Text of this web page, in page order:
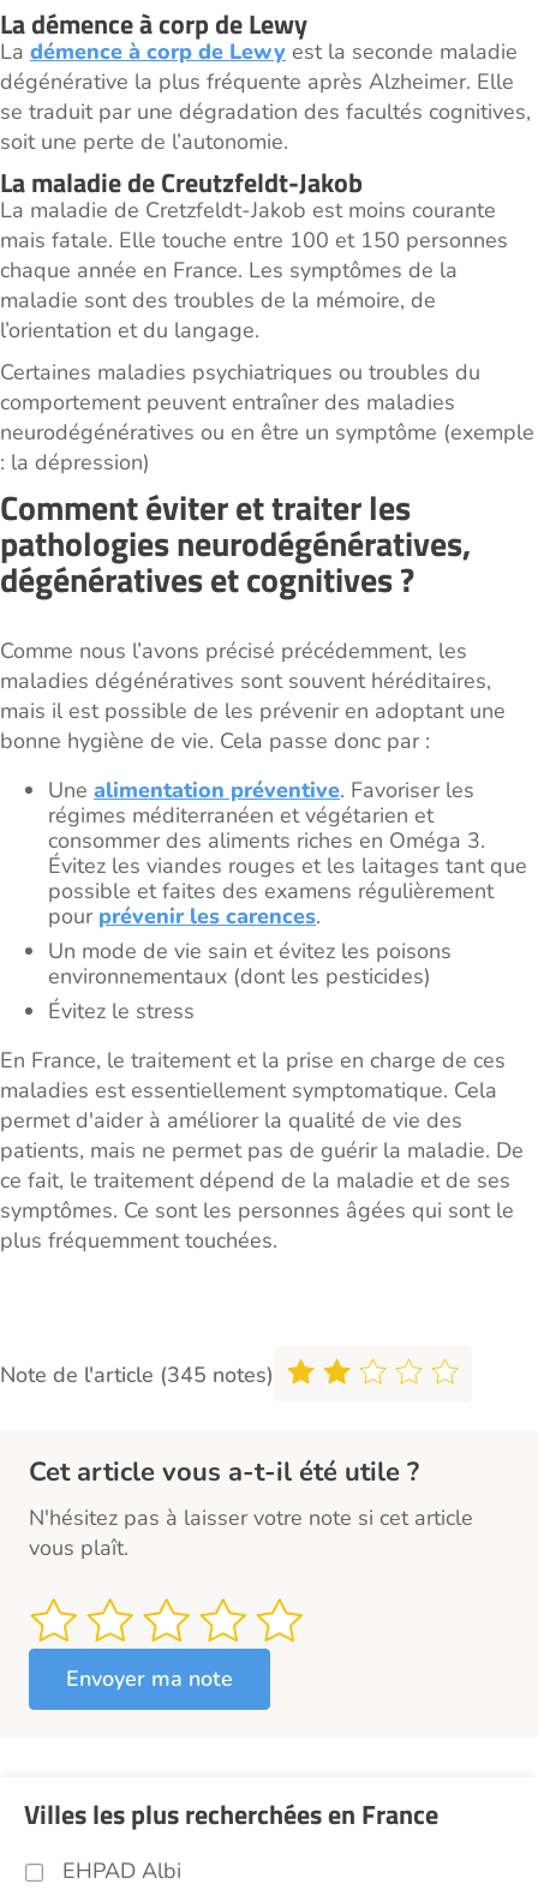
Villes les plus recherchées en France
EHPAD Albi
La démence à corp de Lewy
La démence à corp de Lewy est la seconde maladie
dégénérative la plus fréquente après Alzheimer. Elle
se traduit par une dégradation des facultés cognitives,
soit une perte de l’autonomie.
La maladie de Creutzfeldt-Jakob
La maladie de Cretzfeldt-Jakob est moins courante
mais fatale. Elle touche entre 100 et 150 personnes
chaque année en France. Les symptômes de la
maladie sont des troubles de la mémoire, de
l’orientation et du langage.
Certaines maladies psychiatriques ou troubles du
comportement peuvent entraîner des maladies
neurodégénératives ou en être un symptôme (exemple
: la dépression)
Comment éviter et traiter les
pathologies neurodégénératives,
dégénératives et cognitives ?
Comme nous l’avons précisé précédemment, les
maladies dégénératives sont souvent héréditaires,
mais il est possible de les prévenir en adoptant une
bonne hygiène de vie. Cela passe donc par :
Une alimentation préventive. Favoriser les
régimes méditerranéen et végétarien et
consommer des aliments riches en Oméga 3.
Évitez les viandes rouges et les laitages tant que
possible et faites des examens régulièrement
pour prévenir les carences.
Un mode de vie sain et évitez les poisons
environnementaux (dont les pesticides)
Évitez le stress
En France, le traitement et la prise en charge de ces
maladies est essentiellement symptomatique. Cela
permet d'aider à améliorer la qualité de vie des
patients, mais ne permet pas de guérir la maladie. De
ce fait, le traitement dépend de la maladie et de ses
symptômes. Ce sont les personnes âgées qui sont le
plus fréquemment touchées.
Note de l'article (345 notes)
Cet article vous a-t-il été utile ?
N'hésitez pas à laisser votre note si cet article
vous plaît.